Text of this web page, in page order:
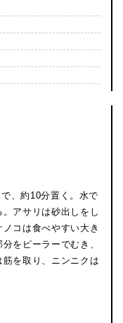
、約10分置く。水で
アサリは砂出しをし
コは食べやすい大き
をピーラーでむき、
を取り、ニンニクは